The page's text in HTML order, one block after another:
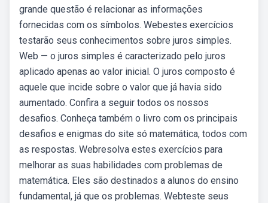
grande questão é relacionar as informações
fornecidas com os símbolos. Webestes exercícios
testarão seus conhecimentos sobre juros simples.
Web — o juros simples é caracterizado pelo juros
aplicado apenas ao valor inicial. O juros composto é
aquele que incide sobre o valor que já havia sido
aumentado. Confira a seguir todos os nossos
desafios. Conheça também o livro com os principais
desafios e enigmas do site só matemática, todos com
as respostas. Webresolva estes exercícios para
melhorar as suas habilidades com problemas de
matemática. Eles são destinados a alunos do ensino
fundamental, já que os problemas. Webteste seus